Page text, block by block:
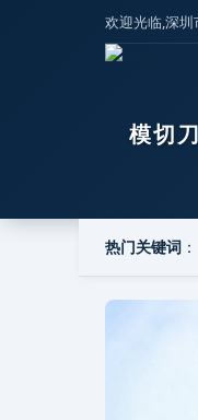
欢迎光临,
模切刀
热门关键词 ：